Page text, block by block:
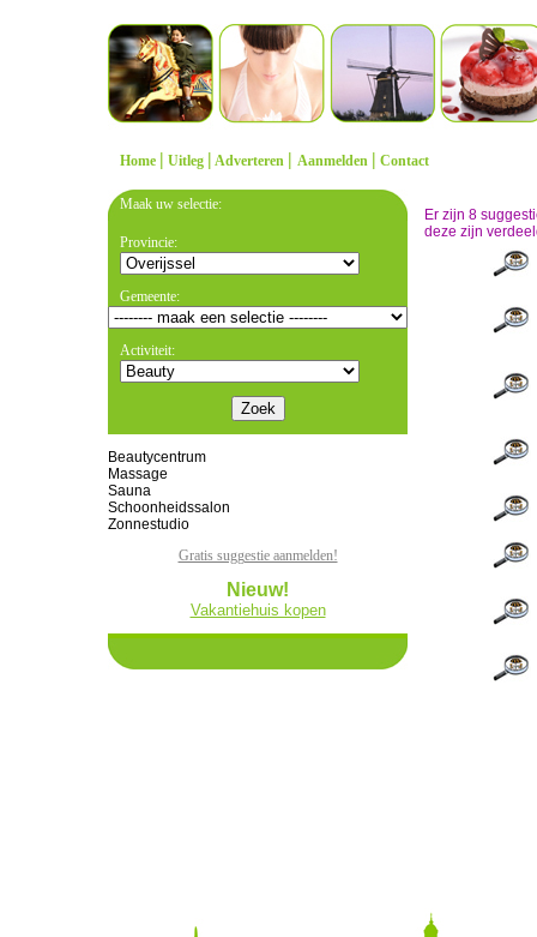
Home | Uitleg | Adverteren | Aanmelden | Contact
Maak uw selectie:
Provincie:
Gemeente:
Activiteit:
Beautycentrum
Massage
Sauna
Schoonheidssalon
Zonnestudio
Gratis suggestie aanmelden!
Nieuw!
Vakantiehuis kopen
Er zijn 8
deze zijn